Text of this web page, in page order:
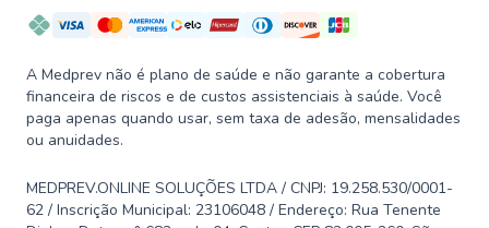
A Medprev não é plano de saúde e não garante a cobertura
financeira de riscos e de custos assistenciais à saúde. Você
paga apenas quando usar, sem taxa de adesão, mensalidades
ou anuidades.
MEDPREV.ONLINE SOLUÇÕES LTDA / CNPJ: 19.258.530/0001-
62 / Inscrição Municipal: 23106048 / Endereço: Rua Tenente